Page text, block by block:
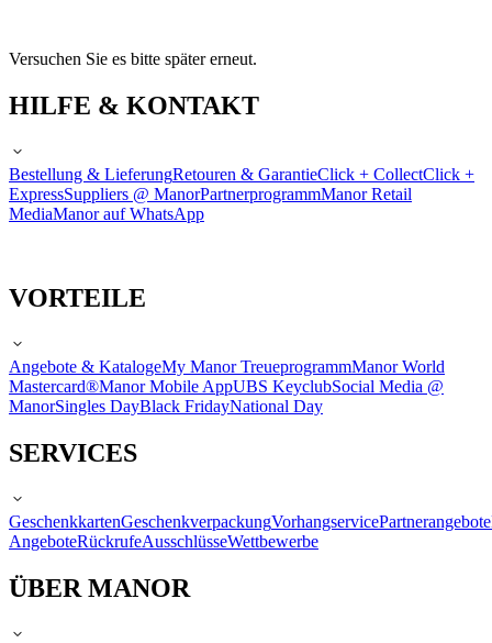
Versuchen Sie es bitte später erneut.
HILFE & KONTAKT
Bestellung & LieferungRetouren & GarantieClick + CollectClick +
ExpressSuppliers @ ManorPartnerprogrammManor Retail
MediaManor auf WhatsApp
VORTEILE
Angebote & KatalogeMy Manor TreueprogrammManor World
Mastercard®Manor Mobile AppUBS KeyclubSocial Media @
ManorSingles DayBlack FridayNational Day
SERVICES
GeschenkkartenGeschenkverpackungVorhangservicePartnerangebote
AngeboteRückrufeAusschlüsseWettbewerbe
ÜBER MANOR